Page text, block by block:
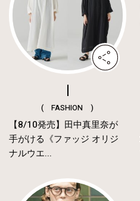
( FASHION )
【8/10発売】田中真里奈が
手がける《ファッジ オリジ
ナルウエ...